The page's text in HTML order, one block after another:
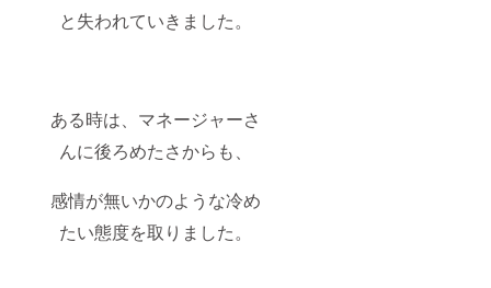
と失われていきました。
ある時は、マネージャーさ
んに後ろめたさからも、
感情が無いかのような冷め
たい態度を取りました。